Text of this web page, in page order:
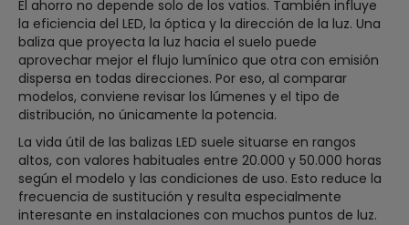
El ahorro no depende solo de los vatios. También influye
la eficiencia del LED, la óptica y la dirección de la luz. Una
baliza que proyecta la luz hacia el suelo puede
aprovechar mejor el flujo lumínico que otra con emisión
dispersa en todas direcciones. Por eso, al comparar
modelos, conviene revisar los lúmenes y el tipo de
distribución, no únicamente la potencia.
La vida útil de las balizas LED suele situarse en rangos
altos, con valores habituales entre 20.000 y 50.000 horas
según el modelo y las condiciones de uso. Esto reduce la
frecuencia de sustitución y resulta especialmente
interesante en instalaciones con muchos puntos de luz.